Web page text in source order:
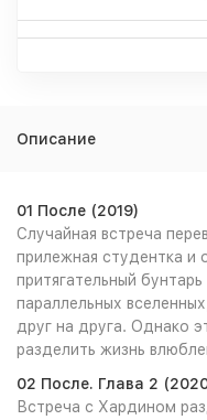
Описание
01 После (2019)
Случайная встреча
прилежная студентка и
притягательный
параллельных
друг на друга. Однако
разделить жизнь
02 После. Глава 2
Встреча с Хардином